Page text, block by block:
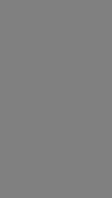
MARTINELLI LUCE